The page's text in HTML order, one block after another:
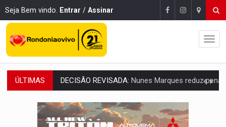
Seja Bem vindo. Entrar / Assinar
ÚLTIMAS CONEXÃO RONDONIAOVIVO:Museólogo Antônio Ocampo lança livro
ELEIÇÕES 2026:Patrimônio de candidata a deputada federal do PL salta R$ 1
VÍDEO:Quadrilha é flagrada com cerca de 200 porções